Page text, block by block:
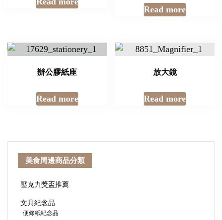
Read more
辦公膠紙座
Read more
放大鏡
Read more
美食周邊商品分類
壓克力獎盃推薦
文具紀念品
便條紙紀念品